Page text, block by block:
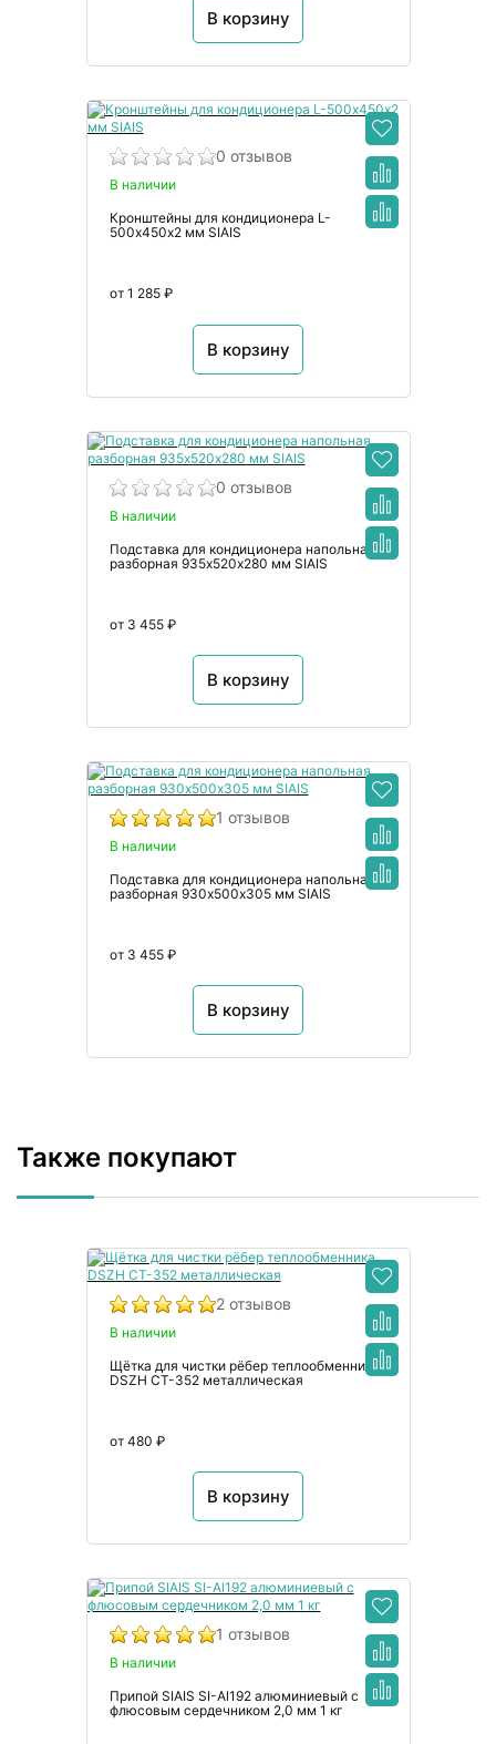
В корзину
0 отзывов
В наличии
Кронштейны для кондиционера L-
500х450х2 мм SIAIS
от 1 285 ₽
В корзину
0 отзывов
В наличии
Подставка для кондиционера напольная
разборная 935х520х280 мм SIAIS
от 3 455 ₽
В корзину
1 отзывов
В наличии
Подставка для кондиционера напольная
разборная 930х500х305 мм SIAIS
от 3 455 ₽
В корзину
Также покупают
2 отзывов
В наличии
Щётка для чистки рёбер теплообменника
DSZH CT-352 металлическая
от 480 ₽
В корзину
1 отзывов
В наличии
Припой SIAIS SI-Al192 алюминиевый с
флюсовым сердечником 2,0 мм 1 кг